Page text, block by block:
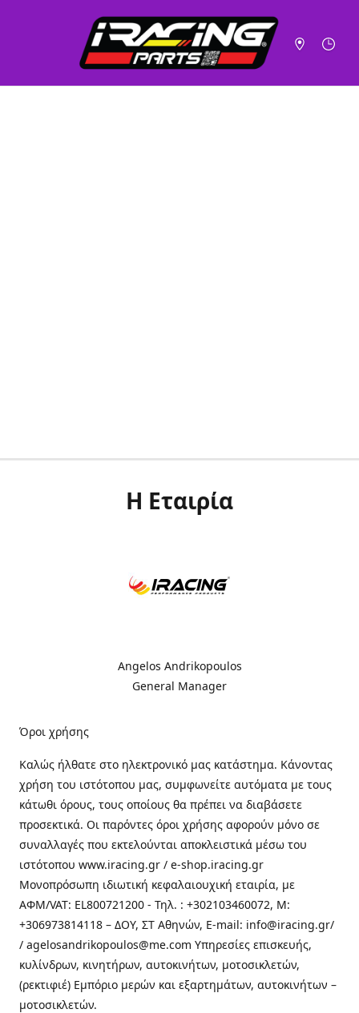
Η Εταιρία
Angelos Andrikopoulos
General Manager
Όροι χρήσης
Καλώς ήλθατε στo ηλεκτρονικό μας κατάστημα. Κάνοντας
χρήση του ιστότοπου μας, συμφωνείτε αυτόματα με τους
κάτωθι όρους, τους οποίους θα πρέπει να διαβάσετε
προσεκτικά. Οι παρόντες όροι χρήσης αφορούν μόνο σε
συναλλαγές που εκτελούνται αποκλειστικά μέσω του
ιστότοπου www.iracing.gr / e-shop.iracing.gr
Μονοπρόσωπη ιδιωτική κεφαλαιουχική εταιρία, με
ΑΦΜ/VAT: EL800721200 - Τηλ. : +302103460072, M:
+306973814118 – ΔΟΥ, ΣΤ Αθηνών, E-mail: info@iracing.gr/
/ agelosandrikopoulos@me.com Υπηρεσίες επισκευής,
κυλίνδρων, κινητήρων, αυτοκινήτων, μοτοσικλετών,
(ρεκτιφιέ) Εμπόριο μερών και εξαρτημάτων, αυτοκινήτων –
μοτοσικλετών.